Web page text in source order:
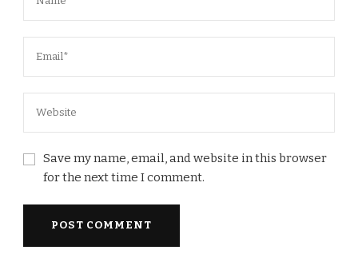
Save my name, email, and website in this browser
for the next time I comment.